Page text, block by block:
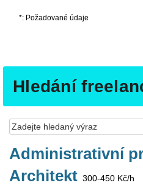
Hledání
Administrativní
Architekt 300-450 Kč/h
*: Požadované údaje